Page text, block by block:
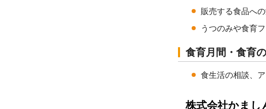
販売する食品へ
うつのみや食育
食育月間・食育
食生活の相談、
株式会社かま